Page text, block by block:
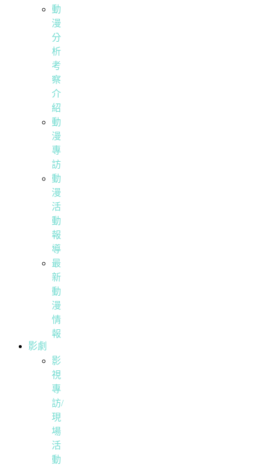
動
漫
分
析
考
察
介
紹
動
漫
專
訪
動
漫
活
動
報
導
最
新
動
漫
情
報
影劇
影
視
專
訪/
現
場
活
動